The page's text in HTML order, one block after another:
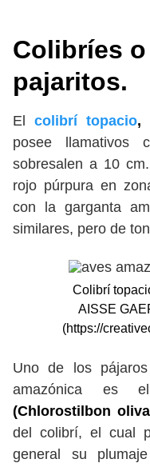
Colibríes
pajaritos.
El colibrí topacio,
posee llamativos
sobresalen a 10
rojo púrpura en
con la garganta
similares, pero de
Colibrí
AISSE
(https://
Uno de los
amazónica es
(Chlorostilbon
del colibrí, el cual
general su